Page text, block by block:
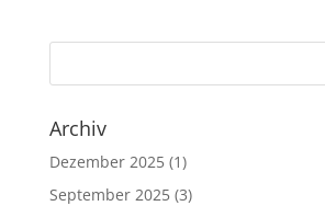
Archiv
Dezember 2025(1)
September 2025(3)